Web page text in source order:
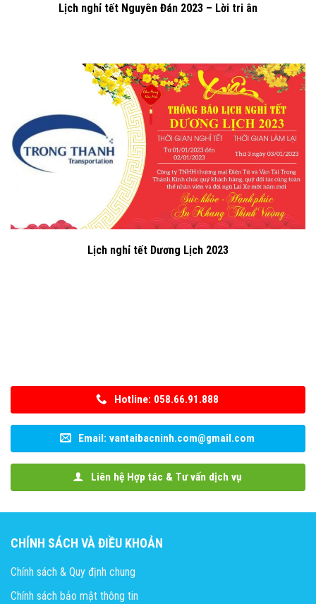
Lịch nghỉ tết Nguyên Đán 2023 – Lời tri ân
Lịch nghỉ tết Dương Lịch 2023
Hotline: 058.66.91.888
Email: vantaibacninh.com@gmail.com
Liên hệ Hợp tác & Tư vấn dịch vụ
CHÍNH SÁCH VÀ ĐIỀU KHOẢN
Chính sách & Quy định chung
Chính sách bảo mật thông tin